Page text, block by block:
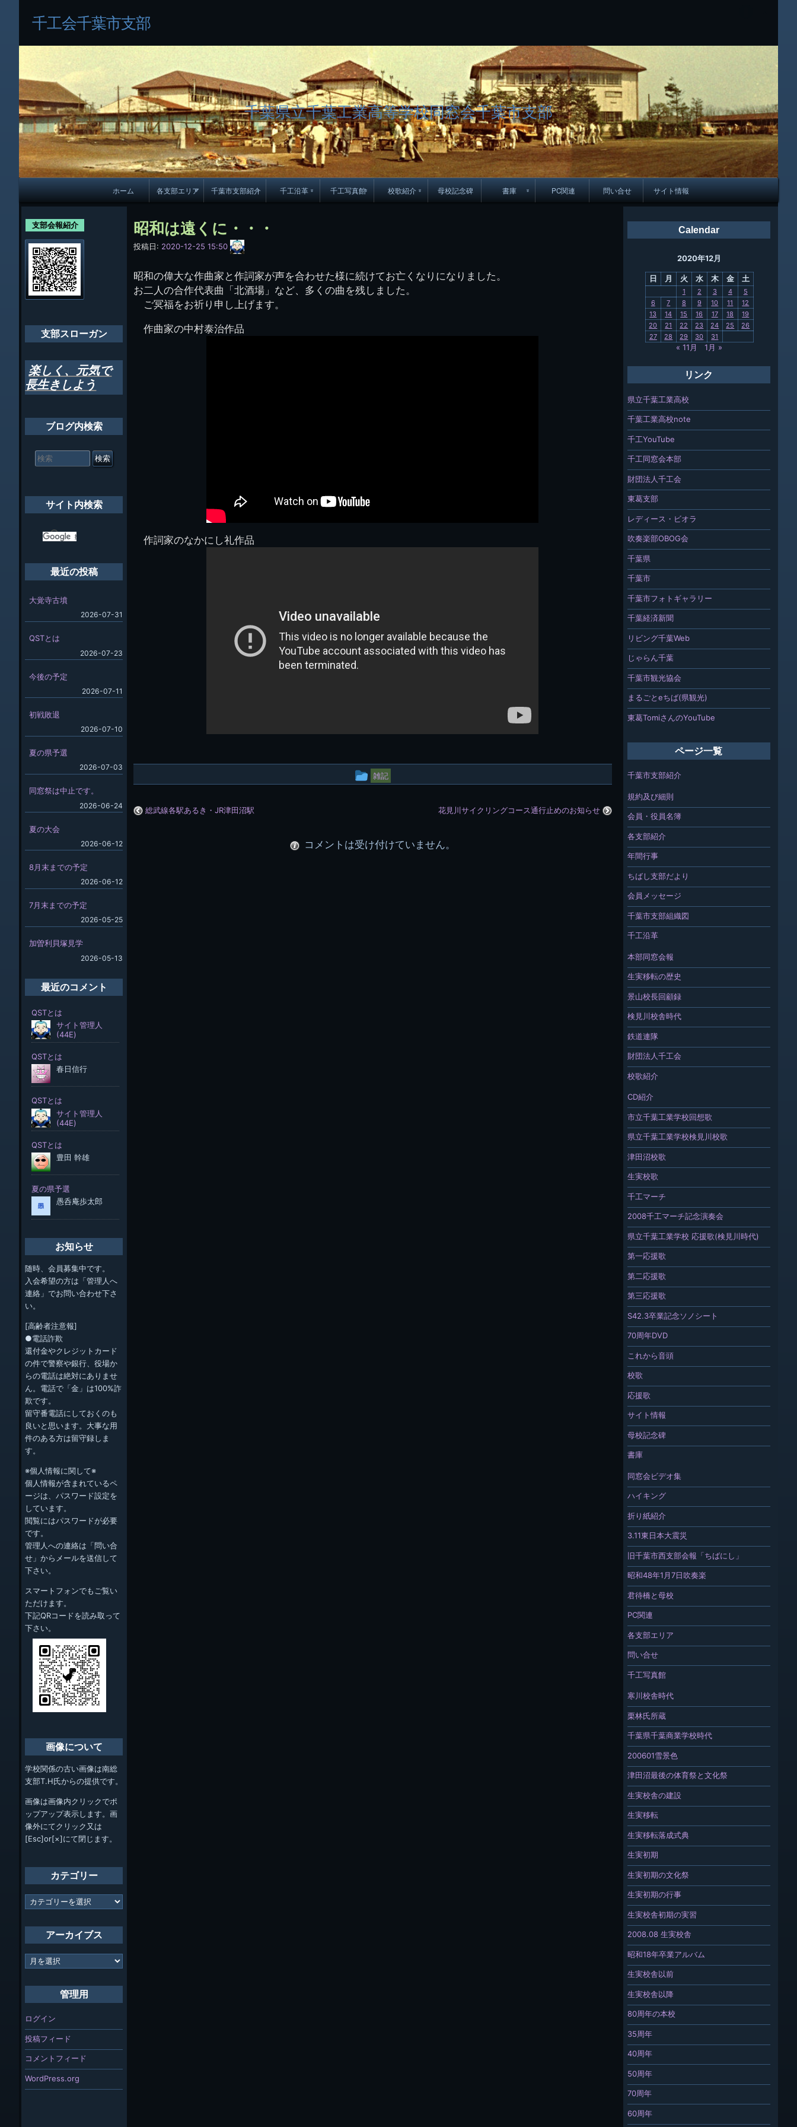
ス
キ
ッ
プ
千工会千葉市支部
千葉県立千葉工業高等学校同窓会千葉市支部
メ
イ
ン
ナ
ビ
ゲ
ー
ョ
ン
ホーム 各支部エリア 千葉市支部紹介
会員・役員名簿
ちばし支部だより
年間行事
会員メッセージ
千工沿革
検見川校舎時代
千工写真館
生実校舎以前
校歌紹介
県立千葉工業学校検
応援歌(検見川時代)
母校記念碑 書庫 PC関連 問い合せ サイト情報
昭和は遠くに・・・
投稿日: 2020-12-25 15:50
サ
イ
管
理
人
(44E)
昭和の偉大な作曲家と作詞家が声を合わせた様に続けてお亡くなりになりました。
お二人の合作代表曲「北酒場」など、多くの曲を残しました。
ご冥福をお祈り申し上げます。
作曲家の中村泰治作品
作詞家のなかにし礼作品
投
ー
雑記
総武線各駅あるき・JR津田沼駅 花見川サイクリングコース通行止めのお知らせ
コメントは受け付けていません。
Calendar
2020年12月
日 月 火 水 木 金 土
1 2 3 4
5
6
7 8 9 10 11
12
13
14 15 16 17 18
19
20
21 22 23 24 25
26
27
28 29 30 31
« 11月 1月 »
リンク
県立千葉工業高校
千葉工業高校note
千工YouTube
千工同窓会本部
財団法人千工会
東葛支部
レディース・ビオラ
吹奏楽部OBOG会
千葉県
千葉市
千葉市フォトギャラリー
千葉経済新聞
リビング千葉Web
じゃらん千葉
千葉市観光協会
まるごとeちば(県観光)
東葛TomiさんのYouTube
ページ一覧
千葉市支部紹介
規約及び細則
会員・役員名簿
各支部紹介
年間行事
ちばし支部だより
会員メッセージ
千葉市支部組織図
千工沿革
本部同窓会報
生実移転の歴史
景山校長回顧録
検見川校舎時代
鉄道連隊
財団法人千工会
校歌紹介
CD紹介
市立千葉工業学校回想歌
県立千葉工業学校検見川校歌
津田沼校歌
生実校歌
千工マーチ
2008千工マーチ記念演奏会
県立千葉工業学校 応援歌(検見川時代)
第一応援歌
第二応援歌
第三応援歌
S42.3卒業記念ソノシート
70周年DVD
これから音頭
校歌
応援歌
サイト情報
母校記念碑
書庫
同窓会ビデオ集
ハイキング
折り紙紹介
3.11東日本大震災
旧千葉市西支部会報「ちばにし」
昭和48年1月7日吹奏楽
君待橋と母校
PC関連
各支部エリア
問い合せ
千工写真館
寒川校舎時代
栗林氏所蔵
千葉県千葉商業学校時代
200601雪景色
津田沼最後の体育祭と文化祭
生実校舎の建設
生実移転
生実移転落成式典
生実初期
生実初期の文化祭
生実初期の行事
生実校舎初期の実習
2008.08 生実校舎
昭和18年卒業アルバム
生実校舎以前
生実校舎以降
80周年の本校
35周年
40周年
50周年
70周年
60周年
支部会報紹介
支部スローガン
楽しく、元気で
長生きしよう
ブログ内検索
索
サイト内検索
最近の投稿
大覚寺古墳
2026-07-31
QSTとは
2026-07-23
今後の予定
2026-07-11
初戦敗退
2026-07-10
夏の県予選
2026-07-03
同窓祭は中止です。
2026-06-24
夏の大会
2026-06-12
8月末までの予定
2026-06-12
7月末までの予定
2026-05-25
加曽利貝塚見学
2026-05-13
最近のコメント
お知らせ
随時、会員募集中です。
入会希望の方は「管理人へ
連絡」でお問い合わせ下さ
い。
[高齢者注意報]
●電話詐欺
還付金やクレジットカード
の件で警察や銀行、役場か
らの電話は絶対にありませ
ん。電話で「金」は100%詐
欺です。
留守番電話にしておくのも
良いと思います。大事な用
件のある方は留守録しま
す。
※個人情報に関して※
個人情報が含まれているペ
ージは、パスワード設定を
しています。
閲覧にはパスワードが必要
です。
管理人への連絡は「問い合
せ」からメールを送信して
下さい。
スマートフォンでもご覧い
ただけます。
下記QRコードを読み取って
下さい。
画像について
学校関係の古い画像は南総
支部T.H氏からの提供です。
画像は画像内クリックでポ
ップアップ表示します。画
像外にてクリック又は
[Esc]or[×]にて閉じます。
カテゴリー
カ
テ
アーカイブス
ア
ー
管理用
ログイン
投稿フィード
コメントフィード
WordPress.org